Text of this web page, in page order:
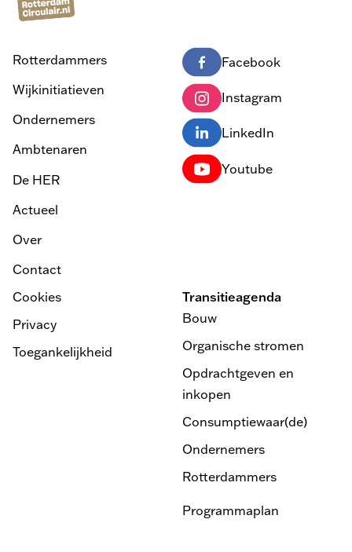
Rotterdammers
Wijkinitiatieven
Ondernemers
Ambtenaren
De HER
Actueel
Over
Contact
Facebook
Instagram
LinkedIn
Youtube
Cookies
Privacy
Toegankelijkheid
Transitieagenda
Bouw
Organische stromen
Opdrachtgeven en
inkopen
Consumptiewaar(de)
Ondernemers
Rotterdammers
Programmaplan